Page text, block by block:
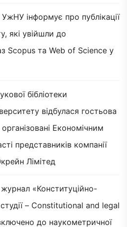
УжНУ інформує про публікації
які увійшли до
Scopus та Web of Science у
бібліотеки
відбулася гостьова
Економічним
представників компанії
Лімітед
«Конституційно-
студії – Constitutional and legal
до наукометричної